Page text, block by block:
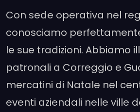
Con sede operativa nel
conosciamo
le sue tradizioni. Abbiamo
patronali a Correggio e
mercatini di Natale nel
eventi aziendali nelle ville